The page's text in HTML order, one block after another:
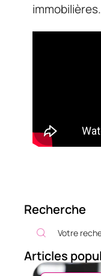
immobilières.
Recherche
Articles